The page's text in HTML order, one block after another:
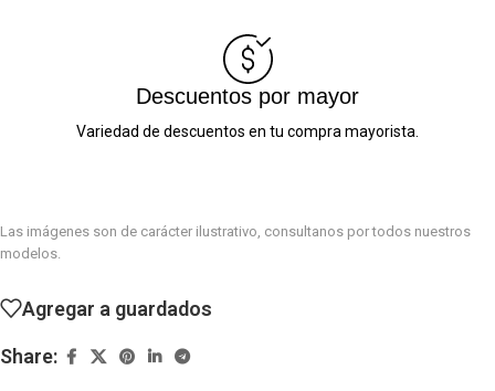
Descuentos por mayor
Variedad de descuentos en tu compra mayorista.
Las imágenes son de carácter ilustrativo, consultanos por todos nuestros
modelos.
Agregar a guardados
Share: